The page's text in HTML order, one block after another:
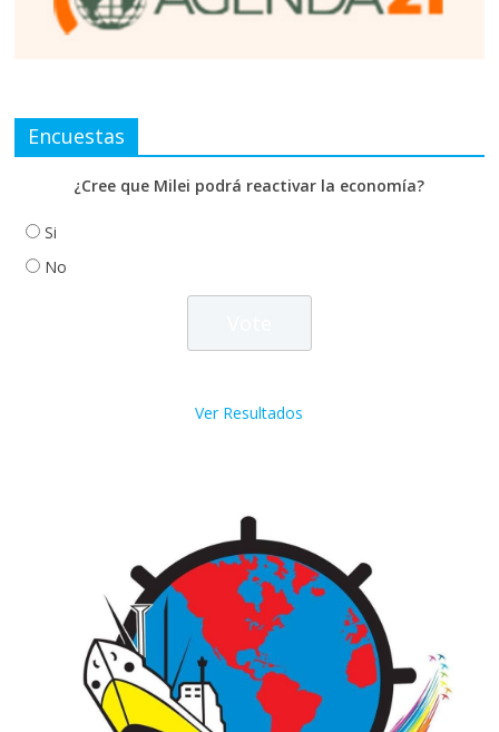
Encuestas
¿Cree que Milei podrá reactivar la economía?
Si
No
Ver Resultados